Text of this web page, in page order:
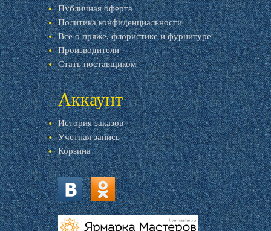
Публичная оферта
Политика конфиденциальности
Все о пряже, флористике и фурнитуре
Производители
Стать поставщиком
Аккаунт
История заказов
Учетная запись
Корзина
vk.com ok.ru